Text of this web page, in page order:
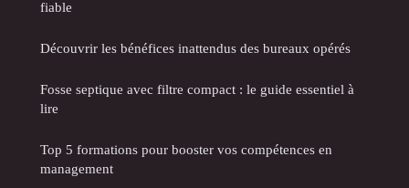
fiable
Découvrir les bénéfices inattendus des bureaux opérés
Fosse septique avec filtre compact : le guide essentiel à
lire
Top 5 formations pour booster vos compétences en
management